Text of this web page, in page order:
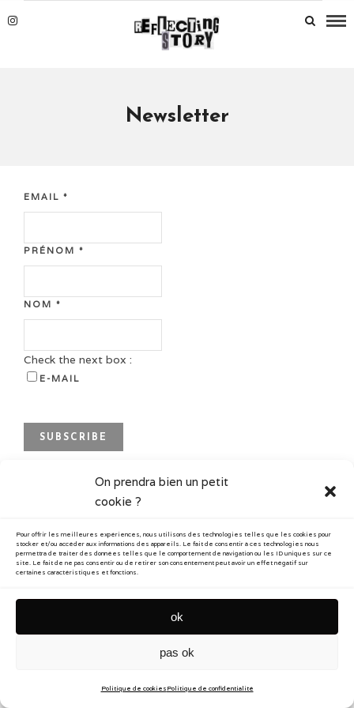
On prendra bien un petit
cookie ?
Pour offrir les meilleures expériences, nous utilisons des technologies telles que les cookies pour
stocker et/ou accéder aux informations des appareils. Le fait de consentir à ces technologies nous
permettra de traiter des données telles que le comportement de navigation ou les ID uniques sur ce
site. Le fait de ne pas consentir ou de retirer son consentement peut avoir un effet négatif sur
certaines caractéristiques et fonctions.
ok
pas ok
Politique de cookies Politique de confidentialité
Newsletter
EMAIL *
PRÉNOM *
NOM *
Check the next box :
E-MAIL
contact newsletter confidentialité